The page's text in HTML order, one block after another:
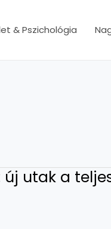
& Pszichológia
új utak a